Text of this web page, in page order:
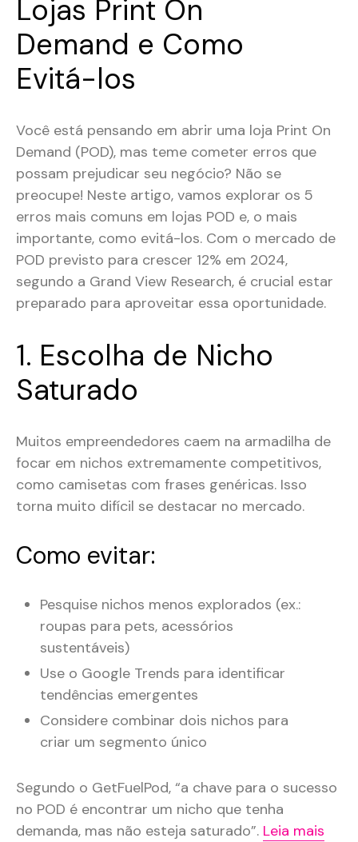
Lojas Print On
Demand e Como
Evitá-los
Você está pensando em abrir uma loja Print On
Demand (POD), mas teme cometer erros que
possam prejudicar seu negócio? Não se
preocupe! Neste artigo, vamos explorar os 5
erros mais comuns em lojas POD e, o mais
importante, como evitá-los. Com o mercado de
POD previsto para crescer 12% em 2024,
segundo a Grand View Research, é crucial estar
preparado para aproveitar essa oportunidade.
1. Escolha de Nicho
Saturado
Muitos empreendedores caem na armadilha de
focar em nichos extremamente competitivos,
como camisetas com frases genéricas. Isso
torna muito difícil se destacar no mercado.
Como evitar:
Pesquise nichos menos explorados (ex.:
roupas para pets, acessórios
sustentáveis)
Use o Google Trends para identificar
tendências emergentes
Considere combinar dois nichos para
criar um segmento único
Segundo o GetFuelPod, “a chave para o sucesso
no POD é encontrar um nicho que tenha
demanda, mas não esteja saturado”. Leia mais